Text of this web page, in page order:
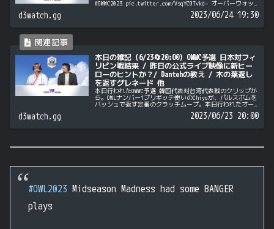
#OWWC2023 pic.twitter.com/VsqYC0Tvkd— オーバーウォッ
d3watch.gg 2023/06/24 19:30
本日の雑記（6/23🔄20:00）OWWC予選 日本対フィ
リピン戦結果 / 昨日の公式ライブ映像に新ヒー
ローのヒントか？/ Dantehの教え / 木の葉返し
を返すグレネード 他
本日行われたOWWC予選 韓国代表対台湾代表戦のクリップか
ら。OWLナンバー1ブリギッテ使いのChiyoが、パルスボムを
バッシュで返す定番のクラッチムーブ。本日行われたオー
バーウォッチ ワールドカップ予選日本対フィリピン戦は、
d3watch.gg 2023/06/23 20:00
#OWL2023 Midseason Madness had some BANGER
plays